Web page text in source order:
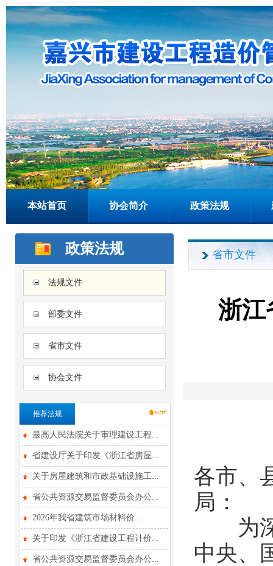
本站首页 协会简介 政策法规
政策法规
法规文件
部委文件
省市文件
协会文件
推荐法规
最高人民法院关于审理建设工程...
省建设厅关于印发《浙江省房屋...
关于房屋建筑和市政基础设施工...
省公共资源交易监督委员会办公...
2026年我省建筑市场材料价...
关于印发《浙江省建设工程计价...
省公共资源交易监督委员会办公...
省市文件
浙江
各市、
局：
为深
中央、